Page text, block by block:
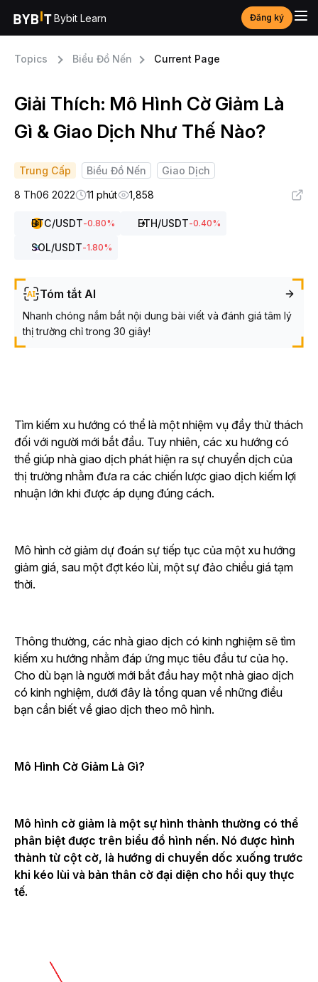
Bybit Learn Đăng ký
Topics Biểu Đồ Nến Current Page
Giải Thích: Mô Hình Cờ Giảm Là
Gì & Giao Dịch Như Thế Nào?
Trung Cấp Biểu Đồ Nến
Giao Dịch
8 Th06 2022
11 phút 1,858
BTC/USDT-0.80% ETH/USDT-0.40%
SOL/USDT-1.80%
Tóm tắt AI
Nhanh chóng nắm bắt nội dung bài viết và đánh giá tâm lý
thị trường chỉ trong 30 giây!
Tìm kiếm xu hướng có thể là một nhiệm vụ đầy thử thách
đối với người mới bắt đầu. Tuy nhiên, các xu hướng có
thể giúp nhà giao dịch phát hiện ra sự chuyển dịch của
thị trường nhằm đưa ra các chiến lược giao dịch kiếm lợi
nhuận lớn khi được áp dụng đúng cách.
Mô hình cờ giảm dự đoán sự tiếp tục của một xu hướng
giảm giá, sau một đợt kéo lùi, một sự đảo chiều giá tạm
thời.
Thông thường, các nhà giao dịch có kinh nghiệm sẽ tìm
kiếm xu hướng nhằm đáp ứng mục tiêu đầu tư của họ.
Cho dù bạn là người mới bắt đầu hay một nhà giao dịch
có kinh nghiệm, dưới đây là tổng quan về những điều
bạn cần biết về giao dịch theo mô hình.
Mô Hình Cờ Giảm Là Gì?
Mô hình cờ giảm là một sự hình thành thường có thể
phân biệt được trên biểu đồ hình nến. Nó được hình
thành từ cột cờ, là hướng di chuyển dốc xuống trước
khi kéo lùi và bản thân cờ đại diện cho hồi quy thực
tế.